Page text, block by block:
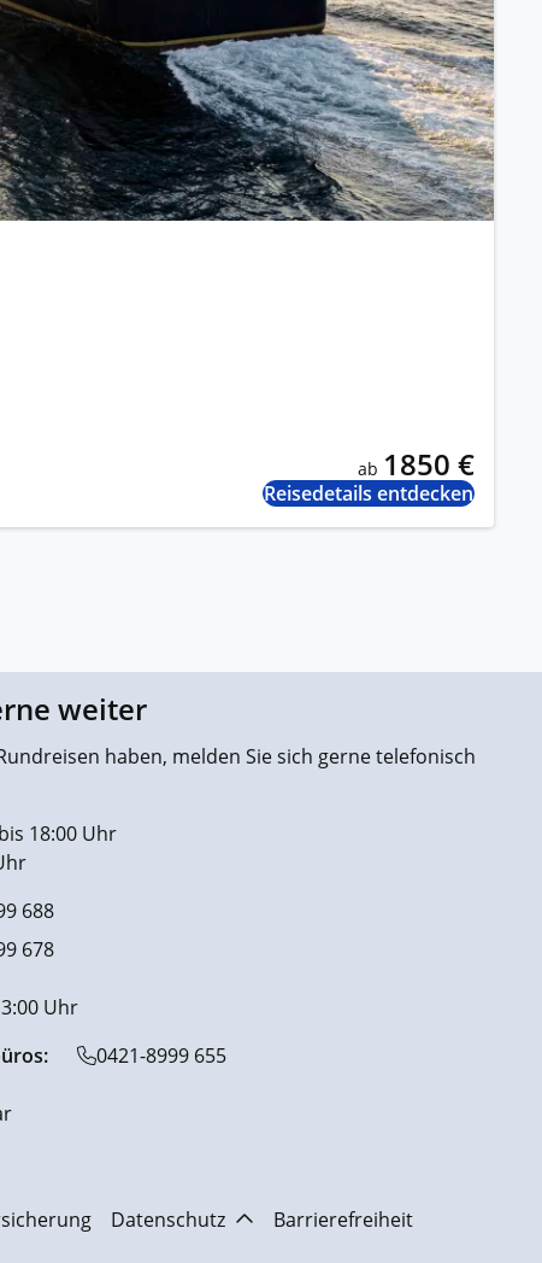
ab 1850 €
Reisedetails entdecken
weiter
haben, melden Sie sich gerne telefonisch
18:00 Uhr
688
678
Uhr
0421-8999 655
Datenschutz Barrierefreiheit